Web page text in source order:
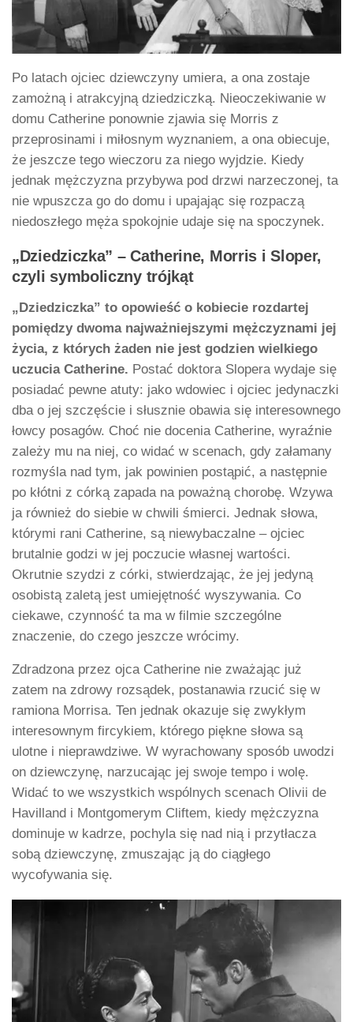
Po latach ojciec dziewczyny umiera, a ona zostaje
zamożną i atrakcyjną dziedziczką. Nieoczekiwanie w
domu Catherine ponownie zjawia się Morris z
przeprosinami i miłosnym wyznaniem, a ona obiecuje,
że jeszcze tego wieczoru za niego wyjdzie. Kiedy
jednak mężczyzna przybywa pod drzwi narzeczonej, ta
nie wpuszcza go do domu i upajając się rozpaczą
niedoszłego męża spokojnie udaje się na spoczynek.
„Dziedziczka” – Catherine, Morris i Sloper,
czyli symboliczny trójkąt
„Dziedziczka” to opowieść o kobiecie rozdartej
pomiędzy dwoma najważniejszymi mężczyznami jej
życia, z których żaden nie jest godzien wielkiego
uczucia Catherine. Postać doktora Slopera wydaje się
posiadać pewne atuty: jako wdowiec i ojciec jedynaczki
dba o jej szczęście i słusznie obawia się interesownego
łowcy posagów. Choć nie docenia Catherine, wyraźnie
zależy mu na niej, co widać w scenach, gdy załamany
rozmyśla nad tym, jak powinien postąpić, a następnie
po kłótni z córką zapada na poważną chorobę. Wzywa
ja również do siebie w chwili śmierci. Jednak słowa,
którymi rani Catherine, są niewybaczalne – ojciec
brutalnie godzi w jej poczucie własnej wartości.
Okrutnie szydzi z córki, stwierdzając, że jej jedyną
osobistą zaletą jest umiejętność wyszywania. Co
ciekawe, czynność ta ma w filmie szczególne
znaczenie, do czego jeszcze wrócimy.
Zdradzona przez ojca Catherine nie zważając już
zatem na zdrowy rozsądek, postanawia rzucić się w
ramiona Morrisa. Ten jednak okazuje się zwykłym
interesownym fircykiem, którego piękne słowa są
ulotne i nieprawdziwe. W wyrachowany sposób uwodzi
on dziewczynę, narzucając jej swoje tempo i wolę.
Widać to we wszystkich wspólnych scenach Olivii de
Havilland i Montgomerym Cliftem, kiedy mężczyzna
dominuje w kadrze, pochyla się nad nią i przytłacza
sobą dziewczynę, zmuszając ją do ciągłego
wycofywania się.